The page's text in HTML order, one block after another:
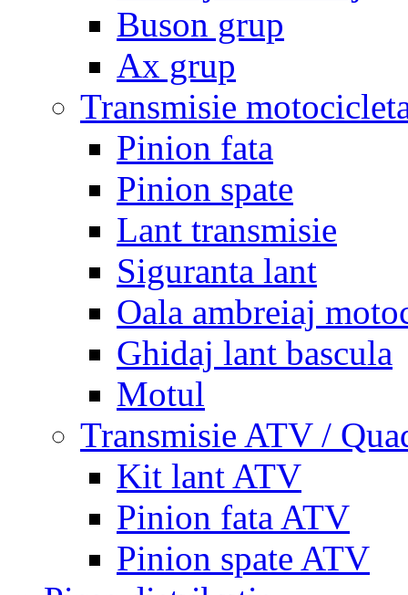
Buson grup
Ax grup
Transmisie
Pinion fata
Pinion spate
Lant transmisie
Siguranta lant
Oala ambreiaj
Ghidaj lant bascula
Motul
Transmisie ATV /
Kit lant ATV
Pinion fata ATV
Pinion spate ATV